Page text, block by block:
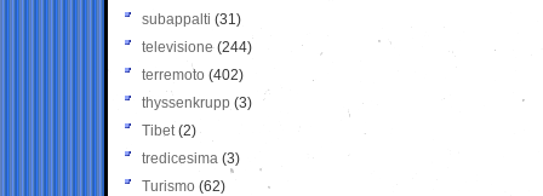
subappalti (31)
televisione(244)
terremoto (402)
thyssenkrupp (3)
Tibet(2)
tredicesima (3)
Turismo (62)